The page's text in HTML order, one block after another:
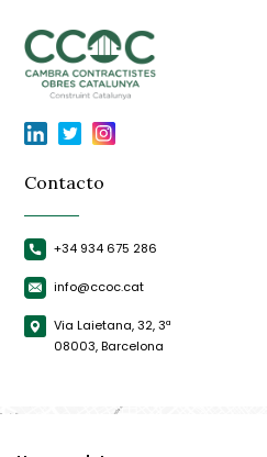
Contacto
+34 934 675 286
info@ccoc.cat
Via Laietana, 32, 3ª
08003, Barcelona